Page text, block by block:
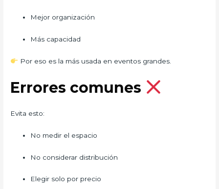
Mejor organización
Más capacidad
Por eso es la más usada en eventos grandes.
Errores comunes
Evita esto:
No medir el espacio
No considerar distribución
Elegir solo por precio